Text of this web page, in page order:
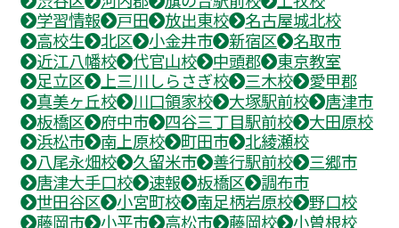
学習情報
戸田 放出東校
名古屋城北校
高校生
北区 小金井市 新宿区
名取市
近江八幡校
代官山校 中頭郡
東京教室
足立区
上三川しらさぎ校 三木校
愛甲郡
真美ヶ丘校
川口領家校 大塚駅前校
唐津市
板橋区
府中市 四谷三丁目駅前校
大田原校
浜松市
南上原校 町田市
北綾瀬校
八尾永畑校
久留米市 善行駅前校
三郷市
唐津大手口校
速報 板橋区
調布市
世田谷区
小宮町校 南足柄岩原校
野口校
藤岡市
小平市 高松市 藤岡校
小曽根校